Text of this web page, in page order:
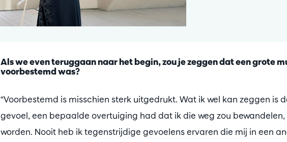
Als we even teruggaan naar het begin, zou je zeggen dat een grote
voorbestemd was?
“Voorbestemd is misschien sterk uitgedrukt. Wat ik wel kan zeggen is
gevoel, een bepaalde overtuiging had dat ik die weg zou
worden. Nooit heb ik tegenstrijdige gevoelens ervaren die mij in een